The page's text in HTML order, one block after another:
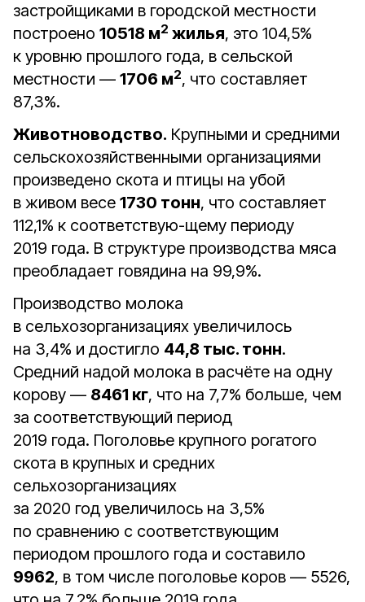
застройщиками в городской местности
построено 10518 м2 жилья, это 104,5%
к уровню прошлого года, в сельской
местности — 1706 м2, что составляет
87,3%.
Животноводство. Крупными и средними
сельскохозяйственными организациями
произведено скота и птицы на убой
в живом весе 1730 тонн, что составляет
112,1% к соответствую-щему периоду
2019 года. В структуре производства мяса
преобладает говядина на 99,9%.
Производство молока
в сельхозорганизациях увеличилось
на 3,4% и достигло 44,8 тыс. тонн.
Средний надой молока в расчёте на одну
корову — 8461 кг, что на 7,7% больше, чем
за соответствующий период
2019 года. Поголовье крупного рогатого
скота в крупных и средних
сельхозорганизациях
за 2020 год увеличилось на 3,5%
по сравнению с соответствующим
периодом прошлого года и составило
9962, в том числе поголовье коров — 5526,